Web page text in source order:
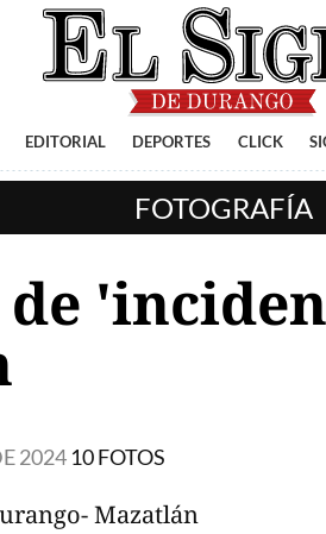
EDITORIAL DEPORTES CLICK
FOTOGRAFÍA
2024 10 FOTOS
Mazatlán